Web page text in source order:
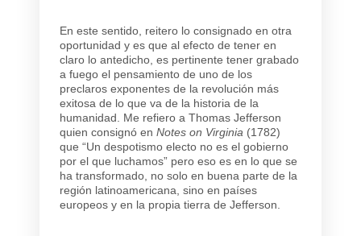
En este sentido, reitero lo consignado en otra
oportunidad y es que al efecto de tener en
claro lo antedicho, es pertinente tener grabado
a fuego el pensamiento de uno de los
preclaros exponentes de la revolución más
exitosa de lo que va de la historia de la
humanidad. Me refiero a Thomas Jefferson
quien consignó en Notes on Virginia (1782)
que “Un despotismo electo no es el gobierno
por el que luchamos” pero eso es en lo que se
ha transformado, no solo en buena parte de la
región latinoamericana, sino en países
europeos y en la propia tierra de Jefferson.